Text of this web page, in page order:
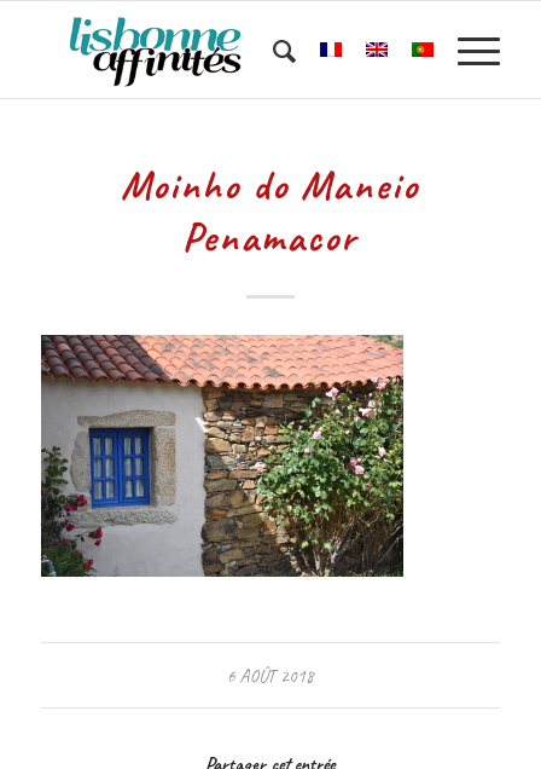
Moinho do Maneio
Penamacor
6 AOÛT 2018